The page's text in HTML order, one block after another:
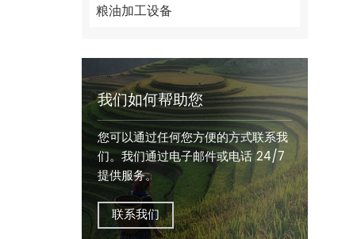
粮油加工设备
我们如何帮助您
您可以通过任何您方便的方式联系我
们。我们通过电子邮件或电话 24/7
提供服务。
联系我们